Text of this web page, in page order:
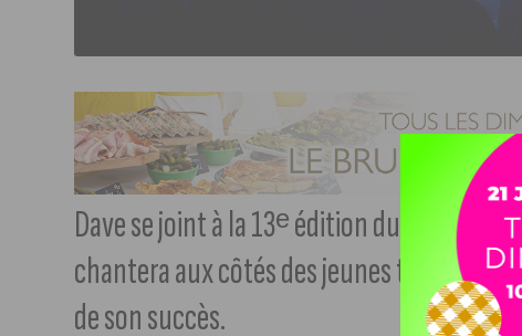
Dave se joint à la 13ᵉ édition du Côte-
chantera aux côtés des jeunes talents et
de son succès.